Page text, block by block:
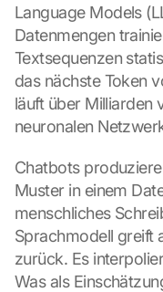
Language Models
Datenmengen
Textsequenzen
das nächste Token
läuft über Milliarden
neuronalen
Chatbots
Muster in einem
menschliches
Sprachmodell greift
zurück. Es
Was als